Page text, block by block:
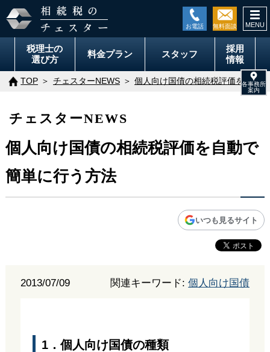
税理士の
選び方
料金プラン スタッフ
採用
情報
TOP チェスターNEWS 個人向け国債の相続税評価を自動
チェスターNEWS
個人向け国債の相続税評価を自動で
簡単に行う方法
いつも見るサイト
2013/07/09 関連キーワード:個人向け国債
1．個人向け国債の種類